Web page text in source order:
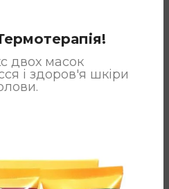
двох масок
і здоров'я шкіри
індійської, а також
вітамінами А і Е. Шампунь не
від забруднень, але і
коко-бетаїн, олія аргани,
ши, олія лаванди, олія